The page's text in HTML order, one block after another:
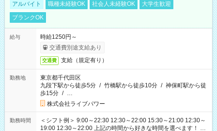
アルバイト 職種未経験OK 社会人未経験OK
大学生歓迎
ブランクOK
給与
時給1250円～
交通費別途支給あり
交通費 支給（規定有り）
勤務地
東京都千代田区
九段下駅から徒歩5分 / 竹橋駅から徒歩10分 / 神保町駅から徒
歩15分 / …
株式会社ライブパワー
勤務時間
＜シフト例＞ 9:00～22:30 12:30～22:00 15:30～21:00 12:30～
19:00 12:30～22:00 上記の時間から好きな時間を選べます！ ※